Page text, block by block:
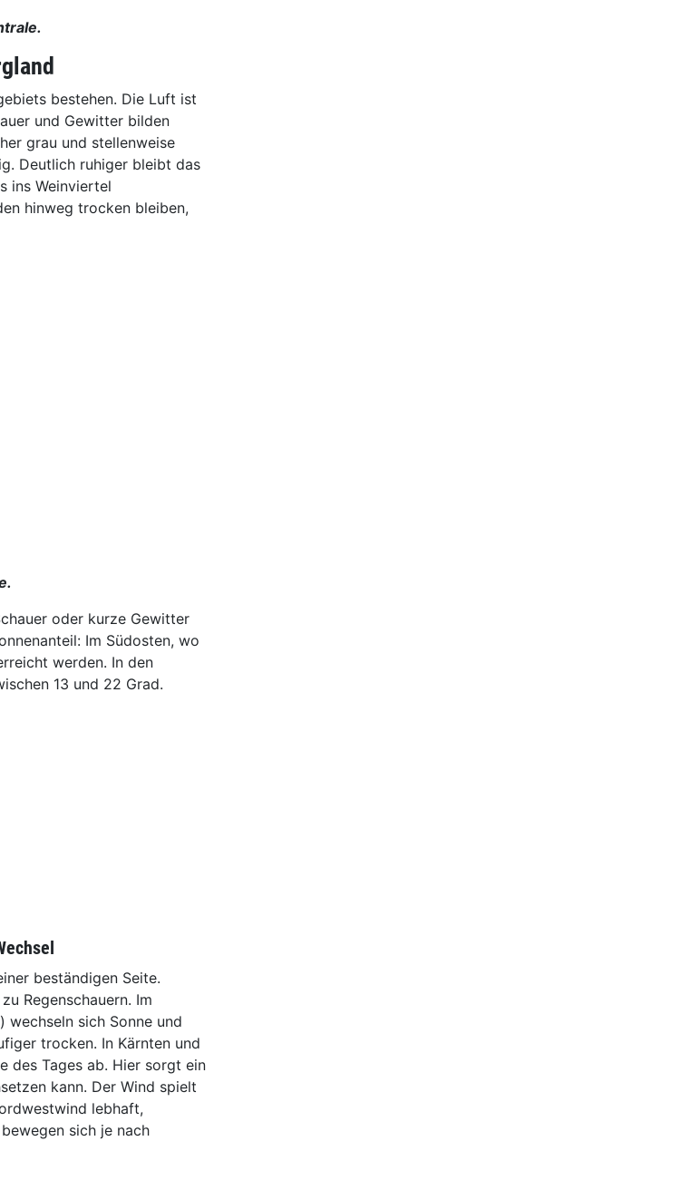
bestehen. Die Luft ist
und Gewitter bilden
grau und stellenweise
Deutlich ruhiger bleibt das
ins Weinviertel
hinweg trocken bleiben,
oder kurze Gewitter
Im Südosten, wo
werden. In den
13 und 22 Grad.
beständigen Seite.
Regenschauern. Im
wechseln sich Sonne und
trocken. In Kärnten und
des Tages ab. Hier sorgt ein
kann. Der Wind spielt
lebhaft,
sich je nach